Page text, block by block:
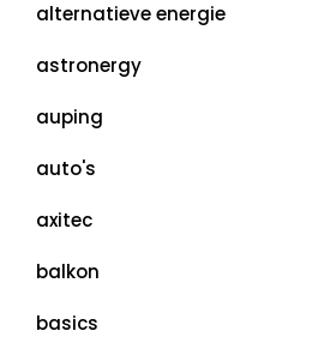
alternatieve energie
astronergy
auping
auto's
axitec
balkon
basics